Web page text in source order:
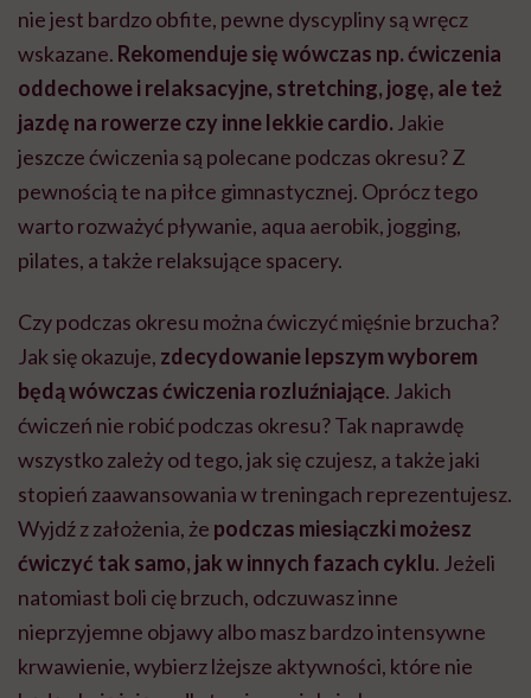
nie jest bardzo obfite, pewne dyscypliny są wręcz
wskazane. Rekomenduje się wówczas np. ćwiczenia
oddechowe i relaksacyjne, stretching, jogę, ale też
jazdę na rowerze czy inne lekkie cardio. Jakie
jeszcze ćwiczenia są polecane podczas okresu? Z
pewnością te na piłce gimnastycznej. Oprócz tego
warto rozważyć pływanie, aqua aerobik, jogging,
pilates, a także relaksujące spacery.
Czy podczas okresu można ćwiczyć mięśnie brzucha?
Jak się okazuje, zdecydowanie lepszym wyborem
będą wówczas ćwiczenia rozluźniające. Jakich
ćwiczeń nie robić podczas okresu? Tak naprawdę
wszystko zależy od tego, jak się czujesz, a także jaki
stopień zaawansowania w treningach reprezentujesz.
Wyjdź z założenia, że podczas miesiączki możesz
ćwiczyć tak samo, jak w innych fazach cyklu. Jeżeli
natomiast boli cię brzuch, odczuwasz inne
nieprzyjemne objawy albo masz bardzo intensywne
krwawienie, wybierz lżejsze aktywności, które nie